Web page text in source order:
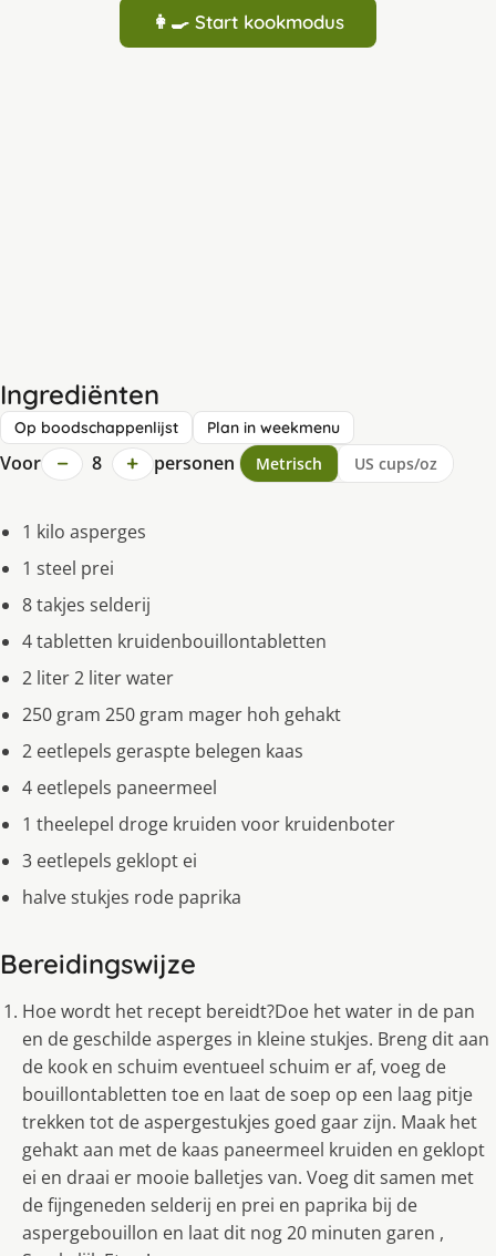
👩‍🍳 Start kookmodus
Ingrediënten
Op boodschappenlijst Plan in weekmenu
Voor − 8 + personen Metrisch US cups/oz
1 kilo asperges
1 steel prei
8 takjes selderij
4 tabletten kruidenbouillontabletten
2 liter 2 liter water
250 gram 250 gram mager hoh gehakt
2 eetlepels geraspte belegen kaas
4 eetlepels paneermeel
1 theelepel droge kruiden voor kruidenboter
3 eetlepels geklopt ei
halve stukjes rode paprika
Bereidingswijze
Hoe wordt het recept bereidt?Doe het water in de pan
en de geschilde asperges in kleine stukjes. Breng dit aan
de kook en schuim eventueel schuim er af, voeg de
bouillontabletten toe en laat de soep op een laag pitje
trekken tot de aspergestukjes goed gaar zijn. Maak het
gehakt aan met de kaas paneermeel kruiden en geklopt
ei en draai er mooie balletjes van. Voeg dit samen met
de fijngeneden selderij en prei en paprika bij de
aspergebouillon en laat dit nog 20 minuten garen ,